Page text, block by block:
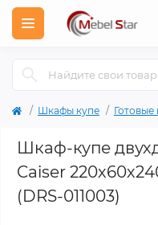
Шкафы купе
Шкаф-купе
Caiser
(DRS-011003)